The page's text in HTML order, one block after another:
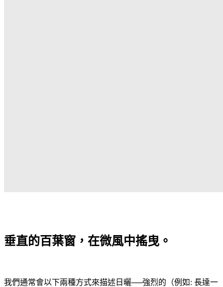
垂直的百葉窗，在微風中搖曳。
我們通常會以下兩種方式來描述日曬──強烈的（例如: 長達一